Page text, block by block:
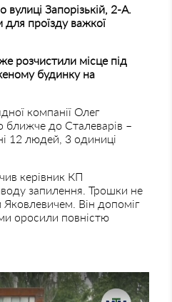
Запорізькій, 2-А.
проїзду важкої
розчистили місце під
будинку на
компанії Олег
до Сталеварів –
12 людей, 3 одиниці
керівник КП
запилення. Трошки не
Він допоміг
оросили повністю